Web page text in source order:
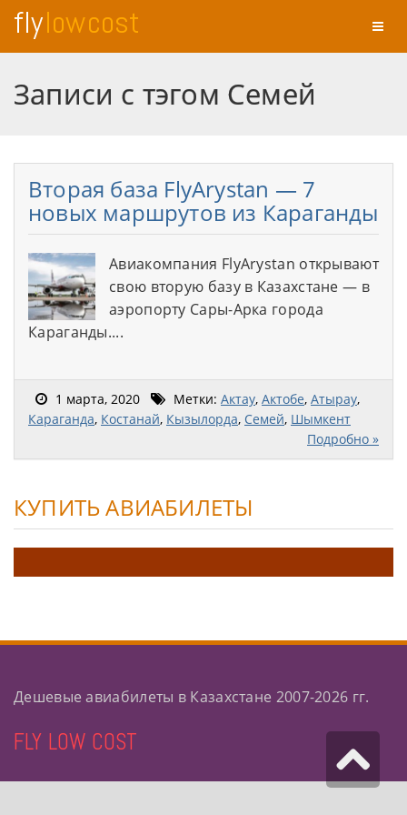
flylow cost
Записи с тэгом Семей
Вторая база FlyArystan — 7
новых маршрутов из Караганды
Авиакомпания FlyArystan открывают
свою вторую базу в Казахстане — в
аэропорту Сары-Арка города
Караганды....
1 марта, 2020 Метки: Актау, Актобе, Атырау,
Караганда, Костанай, Кызылорда, Семей, Шымкент
Подробно »
КУПИТЬ АВИАБИЛЕТЫ
Дешевые авиабилеты в Казахстане 2007-2026 гг.
FLY LOW COST